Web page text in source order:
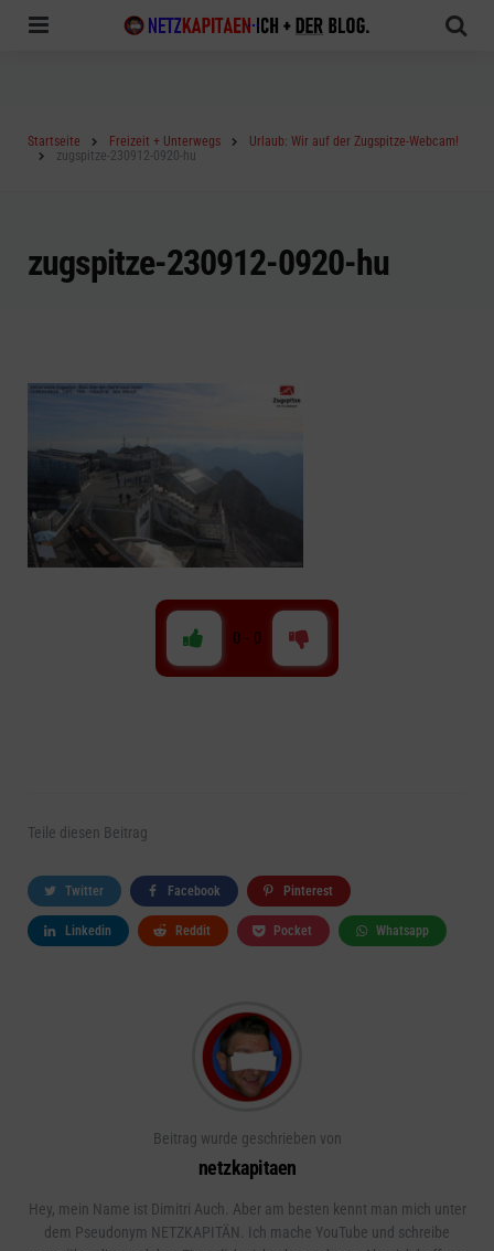
Startseite Freizeit + Unterwegs
Urlaub: Wir auf der Zugspitze-Webcam!
zugspitze-230912-0920-hu
zugspitze-230912-0920-hu
0 - 0
Teile diesen Beitrag
Twitter Facebook Pinterest
Linkedin Reddit Pocket Whatsapp
Beitrag wurde geschrieben von
netzkapitaen
Hey, mein Name ist Dimitri Auch. Aber am besten kennt man mich unter
dem Pseudonym NETZKAPITÄN. Ich mache YouTube und schreibe